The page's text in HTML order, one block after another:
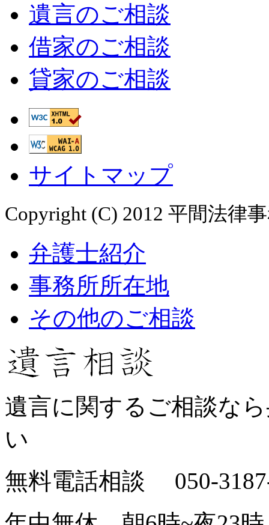
遺言のご相談
借家のご相談
貸家のご相談
サイトマップ
Copyright (C) 2012 平間法律
弁護士紹介
事務所所在地
その他のご相談
遺言に関するご相談な
い
無料電話相談 050-